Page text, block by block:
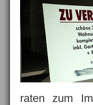
raten zum